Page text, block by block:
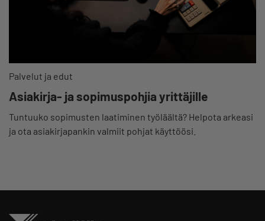
Palvelut ja edut
Asiakirja- ja sopimuspohjia yrittäjille
Tuntuuko sopimusten laatiminen työläältä? Helpota arkeasi
ja ota asiakirjapankin valmiit pohjat käyttöösi.